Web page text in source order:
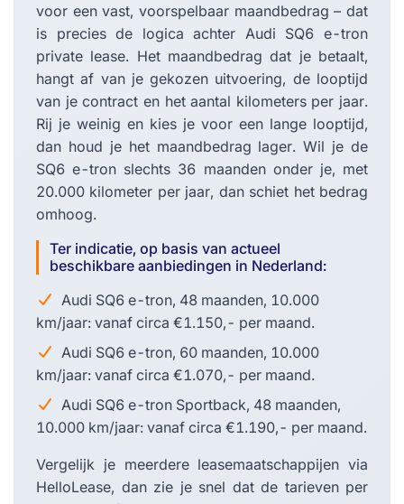
voor een vast, voorspelbaar maandbedrag – dat
is precies de logica achter Audi SQ6 e-tron
private lease. Het maandbedrag dat je betaalt,
hangt af van je gekozen uitvoering, de looptijd
van je contract en het aantal kilometers per jaar.
Rij je weinig en kies je voor een lange looptijd,
dan houd je het maandbedrag lager. Wil je de
SQ6 e-tron slechts 36 maanden onder je, met
20.000 kilometer per jaar, dan schiet het bedrag
omhoog.
Ter indicatie, op basis van actueel
beschikbare aanbiedingen in Nederland:
Audi SQ6 e-tron, 48 maanden, 10.000
km/jaar: vanaf circa €1.150,- per maand.
Audi SQ6 e-tron, 60 maanden, 10.000
km/jaar: vanaf circa €1.070,- per maand.
Audi SQ6 e-tron Sportback, 48 maanden,
10.000 km/jaar: vanaf circa €1.190,- per maand.
Vergelijk je meerdere leasemaatschappijen via
HelloLease, dan zie je snel dat de tarieven per